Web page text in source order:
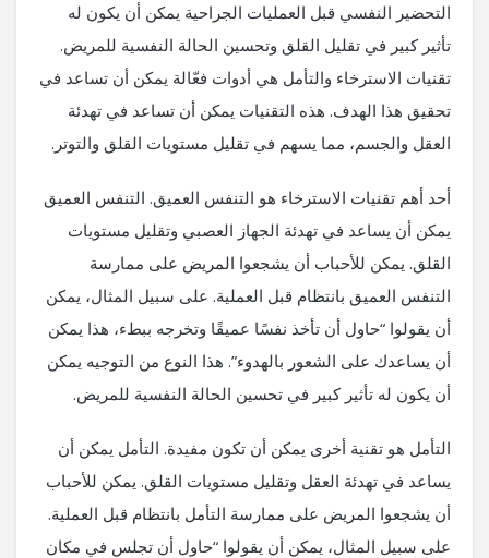
التحضير النفسي قبل العمليات الجراحية يمكن أن يكون له
تأثير كبير في تقليل القلق وتحسين الحالة النفسية للمريض.
تقنيات الاسترخاء والتأمل هي أدوات فعّالة يمكن أن تساعد في
تحقيق هذا الهدف. هذه التقنيات يمكن أن تساعد في تهدئة
العقل والجسم، مما يسهم في تقليل مستويات القلق والتوتر.
أحد أهم تقنيات الاسترخاء هو التنفس العميق. التنفس العميق
يمكن أن يساعد في تهدئة الجهاز العصبي وتقليل مستويات
القلق. يمكن للأحباب أن يشجعوا المريض على ممارسة
التنفس العميق بانتظام قبل العملية. على سبيل المثال، يمكن
أن يقولوا “حاول أن تأخذ نفسًا عميقًا وتخرجه ببطء، هذا يمكن
أن يساعدك على الشعور بالهدوء”. هذا النوع من التوجيه يمكن
أن يكون له تأثير كبير في تحسين الحالة النفسية للمريض.
التأمل هو تقنية أخرى يمكن أن تكون مفيدة. التأمل يمكن أن
يساعد في تهدئة العقل وتقليل مستويات القلق. يمكن للأحباب
أن يشجعوا المريض على ممارسة التأمل بانتظام قبل العملية.
على سبيل المثال، يمكن أن يقولوا “حاول أن تجلس في مكان